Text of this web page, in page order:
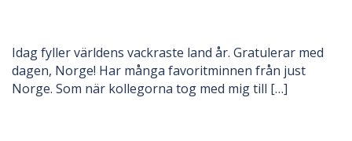
Idag fyller världens vackraste land år. Gratulerar med
dagen, Norge! Har många favoritminnen från just
Norge. Som när kollegorna tog med mig till […]